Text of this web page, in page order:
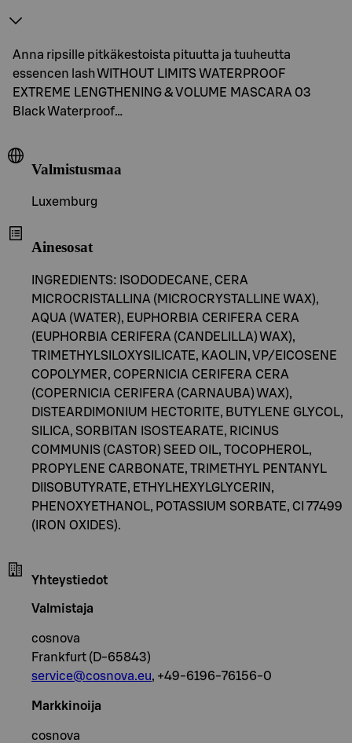
Anna ripsille pitkäkestoista pituutta ja tuuheutta
essencen lash WITHOUT LIMITS WATERPROOF
EXTREME LENGTHENING & VOLUME MASCARA 03
Black Waterproof…
Valmistusmaa
Luxemburg
Ainesosat
INGREDIENTS: ISODODECANE, CERA
MICROCRISTALLINA (MICROCRYSTALLINE WAX),
AQUA (WATER), EUPHORBIA CERIFERA CERA
(EUPHORBIA CERIFERA (CANDELILLA) WAX),
TRIMETHYLSILOXYSILICATE, KAOLIN, VP/EICOSENE
COPOLYMER, COPERNICIA CERIFERA CERA
(COPERNICIA CERIFERA (CARNAUBA) WAX),
DISTEARDIMONIUM HECTORITE, BUTYLENE GLYCOL,
SILICA, SORBITAN ISOSTEARATE, RICINUS
COMMUNIS (CASTOR) SEED OIL, TOCOPHEROL,
PROPYLENE CARBONATE, TRIMETHYL PENTANYL
DIISOBUTYRATE, ETHYLHEXYLGLYCERIN,
PHENOXYETHANOL, POTASSIUM SORBATE, CI 77499
(IRON OXIDES).
Yhteystiedot
Valmistaja
cosnova
Frankfurt (D-65843)
service@cosnova.eu, +49-6196-76156-0
Markkinoija
cosnova